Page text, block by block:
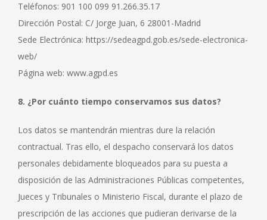
Teléfonos: 901 100 099 91.266.35.17
Dirección Postal: C/ Jorge Juan, 6 28001-Madrid
Sede Electrónica: https://sedeagpd.gob.es/sede-electronica-
web/
Página web: www.agpd.es
8. ¿Por cuánto tiempo conservamos sus datos?
Los datos se mantendrán mientras dure la relación
contractual. Tras ello, el despacho conservará los datos
personales debidamente bloqueados para su puesta a
disposición de las Administraciones Públicas competentes,
Jueces y Tribunales o Ministerio Fiscal, durante el plazo de
prescripción de las acciones que pudieran derivarse de la